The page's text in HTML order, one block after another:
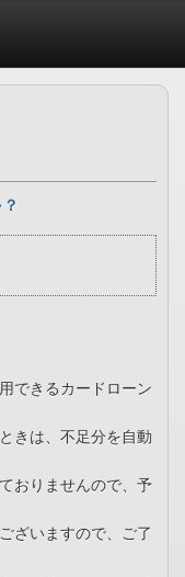
できるカードローン
きは、不足分を自動
おりませんので、予
ざいますので、ご了